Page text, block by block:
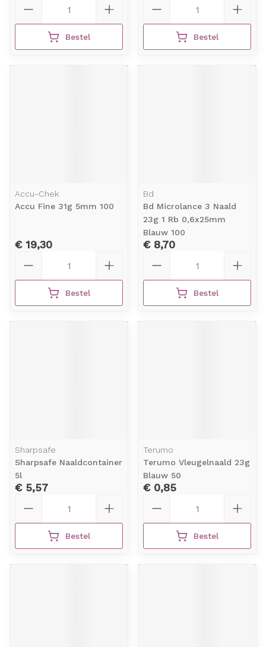
Bestel Bestel
Accu-Chek
Accu Fine 31g 5mm 100
€ 19,30
Bestel
Bd
Bd Microlance 3 Naald
23g 1 Rb 0,6x25mm
Blauw 100
€ 8,70
Bestel
Sharpsafe
Sharpsafe Naaldcontainer
5l
€ 5,57
Bestel
Terumo
Terumo Vleugelnaald 23g
Blauw 50
€ 0,85
Bestel